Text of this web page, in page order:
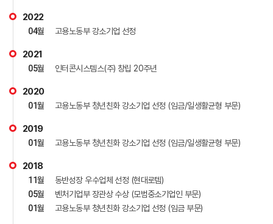
2022
04월 고용노동부 강소기업 선정
2021
05월 인터콘시스템스(주) 창립 20주년
2020
01월 고용노동부 청년친화 강소기업 선정 (임금/일생활균형 부문)
2019
01월 고용노동부 청년친화 강소기업 선정 (임금/일생활균형 부문)
2018
11월
동반성장 우수업체 선정 (현대로템)
05월
벤처기업부 장관상 수상 (모범중소기업인 부문)
01월 고용노동부 청년친화 강소기업 선정 (임금 부문)